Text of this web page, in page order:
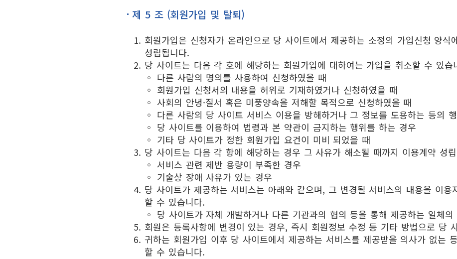
제 5 조 (회원가입 및 탈퇴)
회원가입은 신청자가 온라인으로 당 사이트에서 제공하는 소정의 가입신청 양
성립됩니다.
당 사이트는 다음 각 호에 해당하는 회원가입에 대하여는 가입을 취소할 수 있습
◦ 다른 사람의 명의를 사용하여 신청하였을 때
◦ 회원가입 신청서의 내용을 허위로 기재하였거나 신청하였을 때
◦ 사회의 안녕·질서 혹은 미풍양속을 저해할 목적으로 신청하였을 때
◦ 다른 사람의 당 사이트 서비스 이용을 방해하거나 그 정보를 도용하는 등의
◦ 당 사이트를 이용하여 법령과 본 약관이 금지하는 행위를 하는 경우
◦ 기타 당 사이트가 정한 회원가입 요건이 미비 되었을 때
당 사이트는 다음 각 항에 해당하는 경우 그 사유가 해소될 때까지 이용계약 성
◦ 서비스 관련 제반 용량이 부족한 경우
◦ 기술상 장애 사유가 있는 경우
당 사이트가 제공하는 서비스는 아래와 같으며, 그 변경될 서비스의 내용을 이
할 수 있습니다.
◦ 당 사이트가 자체 개발하거나 다른 기관과의 협의 등을 통해 제공하는 일체의
회원은 등록사항에 변경이 있는 경우, 즉시 회원정보 수정 등 기타 방법으로 당
귀하는 회원가입 이후 당 사이트에서 제공하는 서비스를 제공받을 의사가 없는
할 수 있습니다.